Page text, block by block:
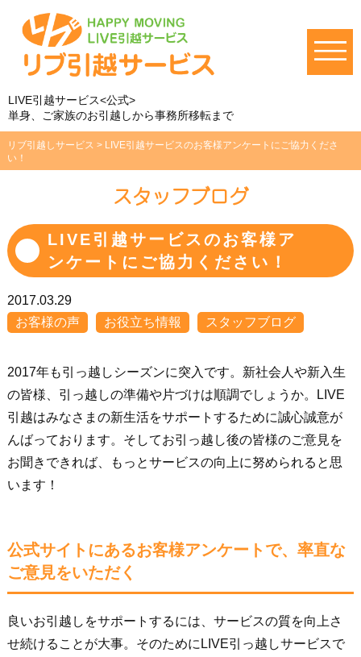
LIVE引越サービス<公式>
単身、ご家族のお引越しから事務所移転まで
リブ引越しサービス > LIVE引越サービスのお客様アンケートにご協力くださ
い！
スタッフブログ
LIVE引越サービスのお客様ア
ンケートにご協力ください！
2017.03.29
お客様の声
お役立ち情報 スタッフブログ
2017年も引っ越しシーズンに突入です。新社会人や新入生
の皆様、引っ越しの準備や片づけは順調でしょうか。LIVE
引越はみなさまの新生活をサポートするために誠心誠意が
んばっております。そしてお引っ越し後の皆様のご意見を
お聞きできれば、もっとサービスの向上に努められると思
います！
公式サイトにあるお客様アンケートで、率直な
ご意見をいただく
良いお引越しをサポートするには、サービスの質を向上さ
せ続けることが大事。そのためにLIVE引っ越しサービスで